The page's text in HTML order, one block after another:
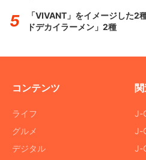
「VIVANT」をイメージした
ドデカイラーメン」2種
コンテンツ
ライフ
グルメ
デジタル
J-
J-
J-